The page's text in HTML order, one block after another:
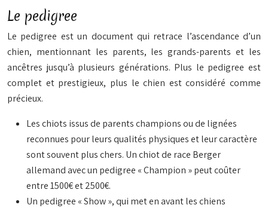
Le pedigree
Le pedigree est un document qui retrace l’ascendance d’un
chien, mentionnant les parents, les grands-parents et les
ancêtres jusqu’à plusieurs générations. Plus le pedigree est
complet et prestigieux, plus le chien est considéré comme
précieux.
Les chiots issus de parents champions ou de lignées
reconnues pour leurs qualités physiques et leur caractère
sont souvent plus chers. Un chiot de race Berger
allemand avec un pedigree « Champion » peut coûter
entre 1500€ et 2500€.
Un pedigree « Show », qui met en avant les chiens